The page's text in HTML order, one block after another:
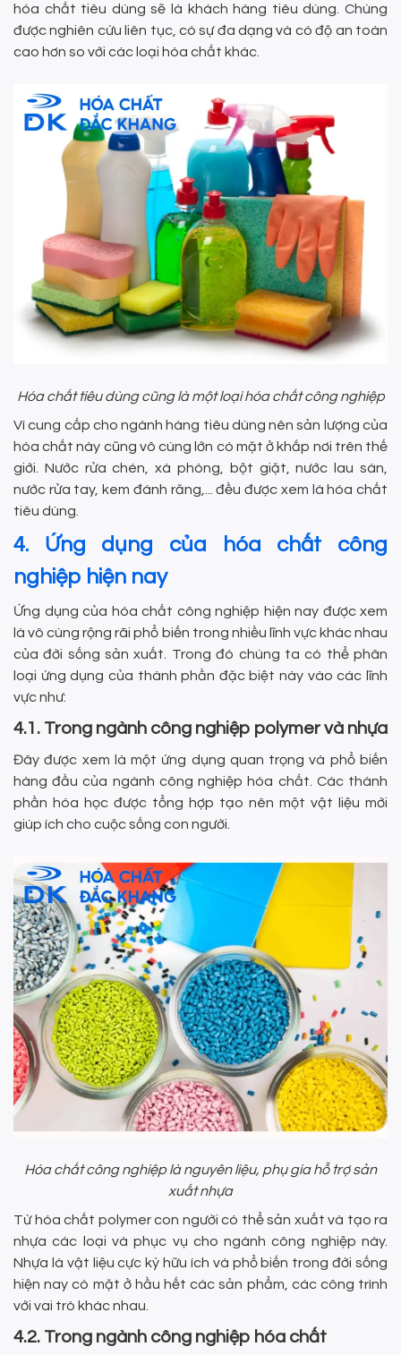
hóa chất tiêu dùng sẽ là khách hàng tiêu dùng. Chúng
được nghiên cứu liên tục, có sự đa dạng và có độ an toàn
cao hơn so với các loại hóa chất khác.
Hóa chất tiêu dùng cũng là một loại hóa chất công nghiệp
Vì cung cấp cho ngành hàng tiêu dùng nên sản lượng của
hóa chất này cũng vô cùng lớn có mặt ở khắp nơi trên thế
giới. Nước rửa chén, xà phòng, bột giặt, nước lau sàn,
nước rửa tay, kem đánh răng,... đều được xem là hóa chất
tiêu dùng.
4. Ứng dụng của hóa chất công
nghiệp hiện nay
Ứng dụng của hóa chất công nghiệp hiện nay được xem
là vô cùng rộng rãi phổ biến trong nhiều lĩnh vực khác nhau
của đời sống sản xuất. Trong đó chúng ta có thể phân
loại ứng dụng của thành phần đặc biệt này vào các lĩnh
vực như:
4.1. Trong ngành công nghiệp polymer và nhựa
Đây được xem là một ứng dụng quan trọng và phổ biến
hàng đầu của ngành công nghiệp hóa chất. Các thành
phần hóa học được tổng hợp tạo nên một vật liệu mới
giúp ích cho cuộc sống con người.
Hóa chất công nghiệp là nguyên liệu, phụ gia hỗ trợ sản
xuất nhựa
Từ hóa chất polymer con người có thể sản xuất và tạo ra
nhựa các loại và phục vụ cho ngành công nghiệp này.
Nhựa là vật liệu cực kỳ hữu ích và phổ biến trong đời sống
hiện nay có mặt ở hầu hết các sản phẩm, các công trình
với vai trò khác nhau.
4.2. Trong ngành công nghiệp hóa chất